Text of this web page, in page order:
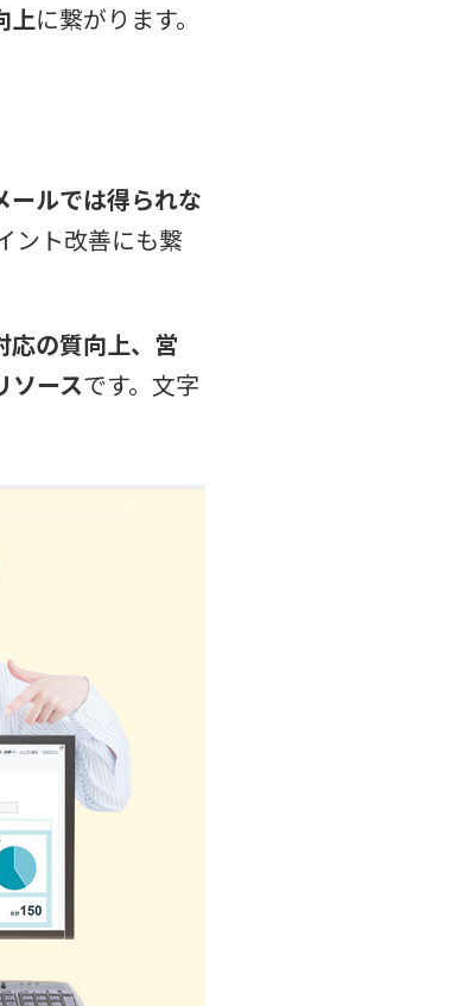
上に繋がります。
ールでは得られな
ント改善にも繋
応の質向上、営
ソースです。文字